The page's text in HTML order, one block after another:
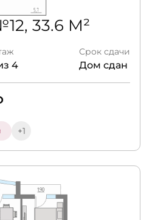
33.6 М²
4
Срок сдачи
Дом сдан
+1